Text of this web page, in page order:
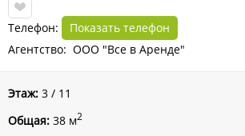
Телефон:
Показать телефон
Агентство: ООО "Все в Аренде"
Этаж: 3 / 11
Общая: 38 м2